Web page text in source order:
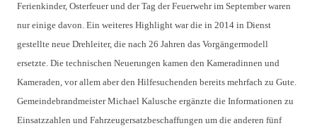
Ferienkinder, Osterfeuer und der Tag der Feuerwehr im September waren
nur einige davon. Ein weiteres Highlight war die in 2014 in Dienst
gestellte neue Drehleiter, die nach 26 Jahren das Vorgängermodell
ersetzte. Die technischen Neuerungen kamen den Kameradinnen und
Kameraden, vor allem aber den Hilfesuchenden bereits mehrfach zu Gute.
Gemeindebrandmeister Michael Kalusche ergänzte die Informationen zu
Einsatzzahlen und Fahrzeugersatzbeschaffungen um die anderen fünf